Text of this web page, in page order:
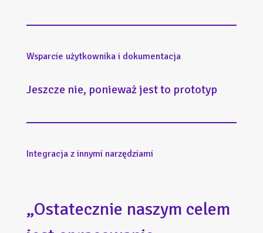
Wsparcie użytkownika i dokumentacja
Jeszcze nie, ponieważ jest to prototyp
Integracja z innymi narzędziami
„Ostatecznie naszym celem